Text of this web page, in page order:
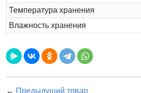
Температура хранения
Влажность хранения
← Предыдущий товар